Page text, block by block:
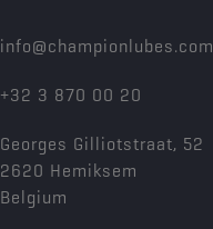
info@championlubes.com
+32 3 870 00 20
Georges Gilliotstraat, 52
2620 Hemiksem
Belgium